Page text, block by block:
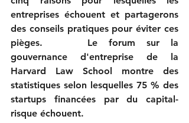
entreprises échouent et partagerons
des conseils pratiques pour éviter ces
pièges.    Le forum sur la
gouvernance d'entreprise de la
Harvard Law School montre des
statistiques selon lesquelles 75 % des
startups financées par du capital-
risque échouent.